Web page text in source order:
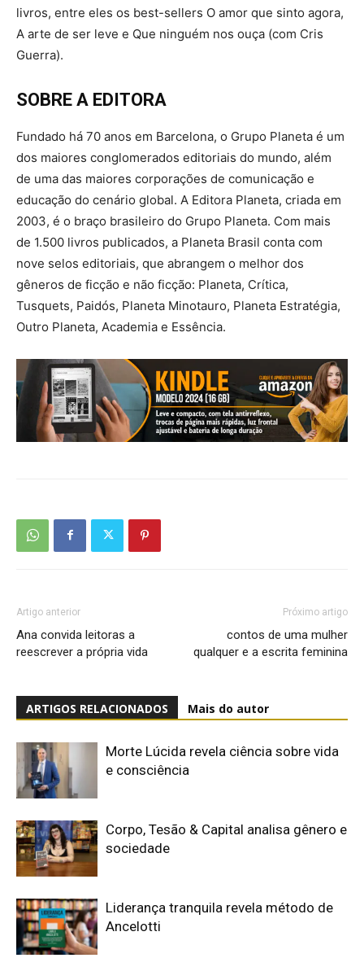
livros, entre eles os best-sellers O amor que sinto agora,
A arte de ser leve e Que ninguém nos ouça (com Cris
Guerra).
SOBRE A EDITORA
Fundado há 70 anos em Barcelona, o Grupo Planeta é um
dos maiores conglomerados editoriais do mundo, além
de uma das maiores corporações de comunicação e
educação do cenário global. A Editora Planeta, criada em
2003, é o braço brasileiro do Grupo Planeta. Com mais
de 1.500 livros publicados, a Planeta Brasil conta com
nove selos editoriais, que abrangem o melhor dos
gêneros de ficção e não ficção: Planeta, Crítica,
Tusquets, Paidós, Planeta Minotauro, Planeta Estratégia,
Outro Planeta, Academia e Essência.
Artigo anterior
Ana convida leitoras a
reescrever a própria vida
Próximo artigo
contos de uma mulher
qualquer e a escrita feminina
ARTIGOS RELACIONADOS Mais do autor
Morte Lúcida revela ciência sobre vida
e consciência
Corpo, Tesão & Capital analisa gênero e
sociedade
Liderança tranquila revela método de
Ancelotti